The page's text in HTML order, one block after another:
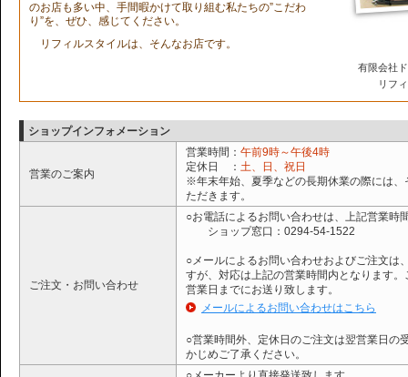
のお店も多い中、手間暇かけて取り組む私たちの”こだわ
り”を、ぜひ、感じてください。
リフィルスタイルは、そんなお店です。
有限会社
リフ